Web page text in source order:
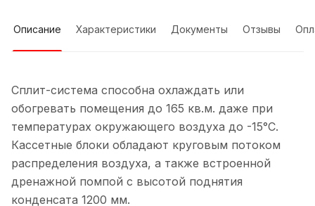
Описание Характеристики Документы Отзывы
Сплит-система способна охлаждать или
обогревать помещения до 165 кв.м. даже при
температурах окружающего воздуха до -15°С.
Кассетные блоки обладают круговым потоком
распределения воздуха, а также встроенной
дренажной помпой с высотой поднятия
конденсата 1200 мм.